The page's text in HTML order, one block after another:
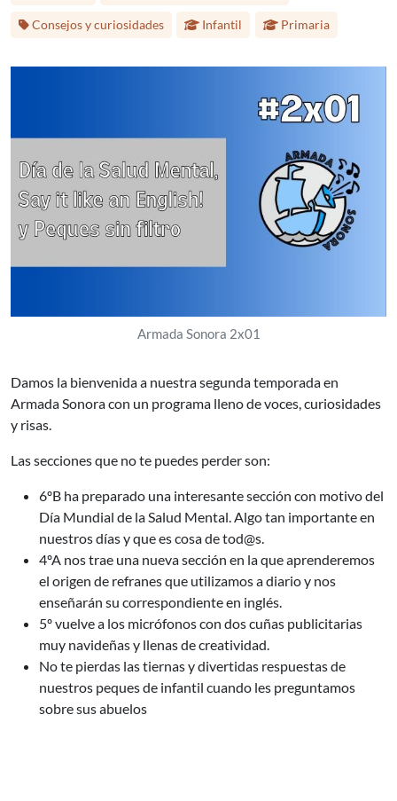
Consejos y curiosidades Infantil Primaria
Armada Sonora 2x01
Damos la bienvenida a nuestra segunda temporada en
Armada Sonora con un programa lleno de voces, curiosidades
y risas.
Las secciones que no te puedes perder son:
6ºB ha preparado una interesante sección con motivo del
Día Mundial de la Salud Mental. Algo tan importante en
nuestros días y que es cosa de tod@s.
4ºA nos trae una nueva sección en la que aprenderemos
el origen de refranes que utilizamos a diario y nos
enseñarán su correspondiente en inglés.
5º vuelve a los micrófonos con dos cuñas publicitarias
muy navideñas y llenas de creatividad.
No te pierdas las tiernas y divertidas respuestas de
nuestros peques de infantil cuando les preguntamos
sobre sus abuelos